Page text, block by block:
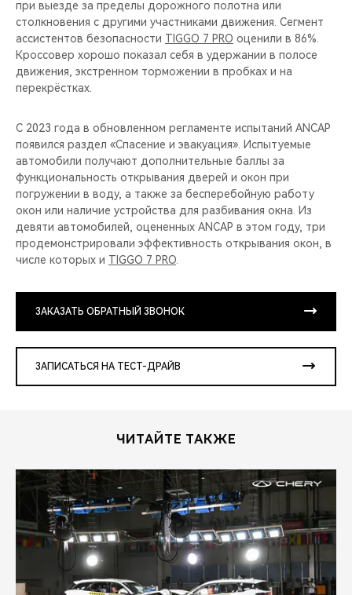
при выезде за пределы дорожного полотна или
столкновения с другими участниками движения. Сегмент
ассистентов безопасности TIGGO 7 PRO оценили в 86%.
Кроссовер хорошо показал себя в удержании в полосе
движения, экстренном торможении в пробках и на
перекрёстках.
С 2023 года в обновленном регламенте испытаний ANCAP
появился раздел «Спасение и эвакуация». Испытуемые
автомобили получают дополнительные баллы за
функциональность открывания дверей и окон при
погружении в воду, а также за бесперебойную работу
окон или наличие устройства для разбивания окна. Из
девяти автомобилей, оцененных ANCAP в этом году, три
продемонстрировали эффективность открывания окон, в
числе которых и TIGGO 7 PRO
ЗАКАЗАТЬ ОБРАТНЫЙ ЗВОНОК
ЗАПИСАТЬСЯ НА ТЕСТ-ДРАЙВ
ЧИТАЙТЕ ТАКЖЕ